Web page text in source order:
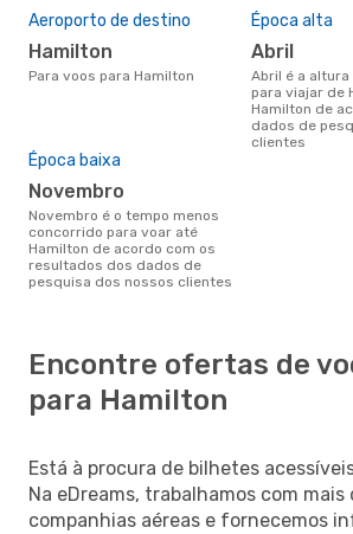
Aeroporto de destino
Hamilton
Para voos para Hamilton
Época alta
abril
abril é a altura mais concorrida
para viajar de
Hamilton de
dados de
clientes
Época baixa
novembro
novembro é o tempo menos
concorrido para voar até
Hamilton de acordo com os
resultados dos dados de
pesquisa dos nossos clientes
Encontre ofertas de
para Hamilton
Está à procura de bilhetes
Na eDreams, trabalhamos com mais
companhias aéreas e fornecemos